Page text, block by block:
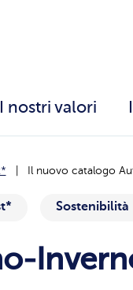
I nostri valori
Il nuovo catalogo
Sostenibilità